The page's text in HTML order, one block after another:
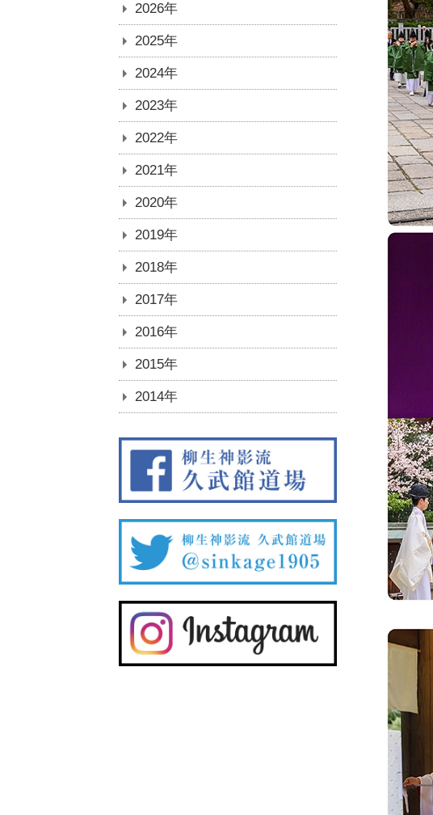
2026年
2025年
2024年
2023年
2022年
2021年
2020年
2019年
2018年
2017年
2016年
2015年
2014年